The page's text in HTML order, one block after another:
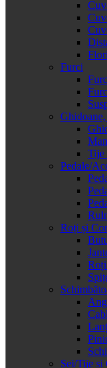
Furci
Tije
Pedale/
Roți și
Șei/Tije și